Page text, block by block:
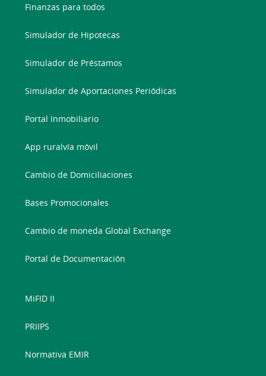
Finanzas para todos
Simulador de Hipotecas
Simulador de Préstamos
Simulador de Aportaciones Periódicas
Portal Inmobiliario
App ruralvía móvil
Cambio de Domiciliaciones
Bases Promocionales
Cambio de moneda Global Exchange
Portal de Documentación
MiFID II
PRIIPS
Normativa EMIR